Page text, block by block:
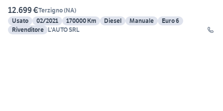
12.699 €Terzigno(NA)
Usato
02/2021 170000 Km Diesel Manuale
Euro 6
Rivenditore L'AUTO SRL